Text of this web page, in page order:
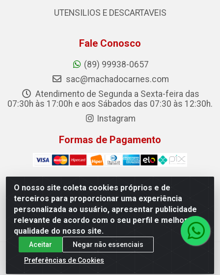
O nosso site coleta cookies próprios e de
terceiros para proporcionar uma experiência
personalizada ao usuário, apresentar publicidade
relevante de acordo com o seu perfil e melhorar a
qualidade do nosso site.
Aceitar
Negar não essenciais
Preferências de Cookies
UTENSILIOS E DESCARTAVEIS
Fale Conosco
(89) 99938-0657
sac@machadocarnes.com
Atendimento de Segunda a Sexta-feira das
07:30h às 17:00h e aos Sábados das 07:30 às 12:30h.
Instagram
Formas de Pagamento
Machado Carnes Distribuidora de Alimentos LTDA -
Logradouro: Avenida Candido Aleixo, 148 - Centro - Oeiras/PI
- CEP 64.500-000 - 31.391.008/0001-50